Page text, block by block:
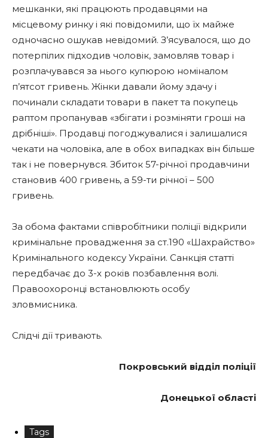
мешканки, які працюють продавцями на
місцевому ринку і які повідомили, що їх майже
одночасно ошукав невідомий. З’ясувалося, що до
потерпілих підходив чоловік, замовляв товар і
розплачувався за нього купюрою номіналом
п’ятсот гривень. Жінки давали йому здачу і
починали складати товари в пакет та покупець
раптом пропанував «збігати і розміняти гроші на
дрібніші». Продавці погоджувалися і залишалися
чекати на чоловіка, але в обох випадках він більше
так і не повернувся. Збиток 57-річної продавчини
становив 400 гривень, а 59-ти річної – 500
гривень.
За обома фактами співробітники поліції відкрили
кримінальне провадження за ст.190 «Шахрайство»
Кримінального кодексу України. Санкція статті
передбачає до 3-х років позбавлення волі.
Правоохоронці встановлюють особу
зловмисника.
Слідчі дії тривають.
Покровський відділ поліції
Донецької області
Tags